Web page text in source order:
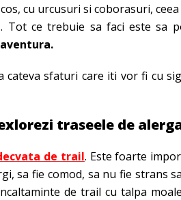
cu urcusuri si coborasuri, ceea
Tot ce trebuie sa faci este sa
cateva sfaturi care iti vor fi cu
traseele de
de trail. Este foarte
sa fie comod, sa nu fie strans
de trail cu talpa